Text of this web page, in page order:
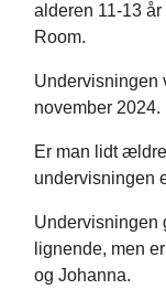
alderen 11-13
Room.
Undervisningen
november 2024.
Er man lidt
undervisningen
Undervisningen
lignende, men
og Johanna.